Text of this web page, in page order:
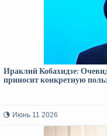
Ираклий Кобахидзе:
приносит конкретную
Июнь 11 2026